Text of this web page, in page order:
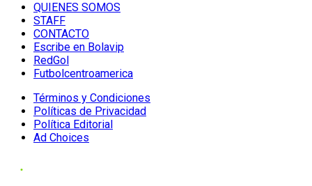
QUIENES SOMOS
STAFF
CONTACTO
Escribe en Bolavip
RedGol
Futbolcentroamerica
Términos y Condiciones
Políticas de Privacidad
Política Editorial
Ad Choices